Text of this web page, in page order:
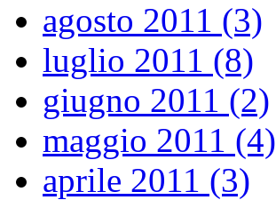
agosto 2011 (3)
luglio 2011 (8)
giugno 2011 (2)
maggio 2011 (4)
aprile 2011 (3)